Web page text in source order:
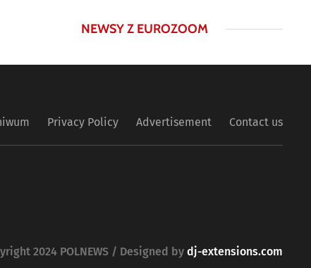
NEWSY Z EUROZOOM
Privacy Policy Advertisement Contact us
2024 POLNEWS / Designed bydj-extensions.com